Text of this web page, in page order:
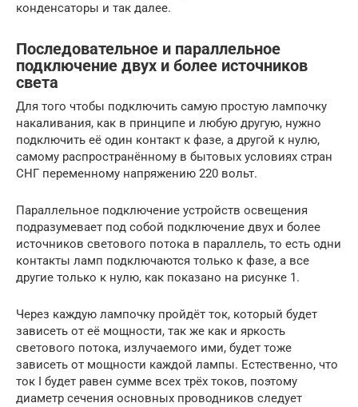
конденсаторы и так далее.
Последовательное и параллельное
подключение двух и более источников
света
Для того чтобы подключить самую простую лампочку
накаливания, как в принципе и любую другую, нужно
подключить её один контакт к фазе, а другой к нулю,
самому распространённому в бытовых условиях стран
СНГ переменному напряжению 220 вольт.
Параллельное подключение устройств освещения
подразумевает под собой подключение двух и более
источников светового потока в параллель, то есть одни
контакты ламп подключаются только к фазе, а все
другие только к нулю, как показано на рисунке 1.
Через каждую лампочку пройдёт ток, который будет
зависеть от её мощности, так же как и яркость
светового потока, излучаемого ими, будет тоже
зависеть от мощности каждой лампы. Естественно, что
ток I будет равен сумме всех трёх токов, поэтому
диаметр сечения основных проводников следует